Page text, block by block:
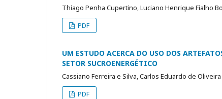
Thiago Penha Cupertino, Luciano Henrique Fialho
PDF
UM ESTUDO ACERCA DO USO DOS
SETOR SUCROENERGÉTICO
Cassiano Ferreira e Silva, Carlos Eduardo de Oliveira
PDF